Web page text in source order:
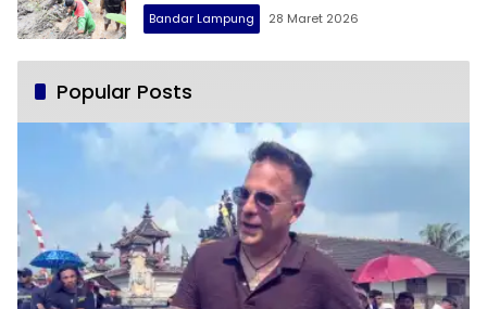
Bandar Lampung 28 Maret 2026
Popular Posts